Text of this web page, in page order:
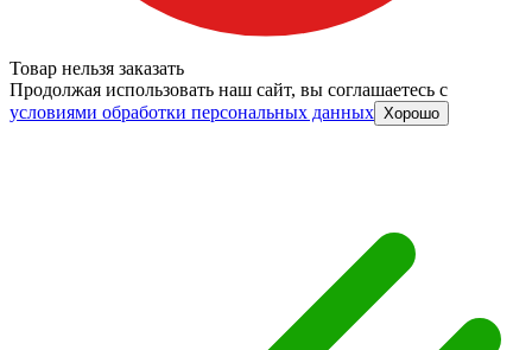
Товар нельзя заказать
Продолжая использовать наш сайт, вы соглашаетесь c
условиями обработки персональных данных Хорошо